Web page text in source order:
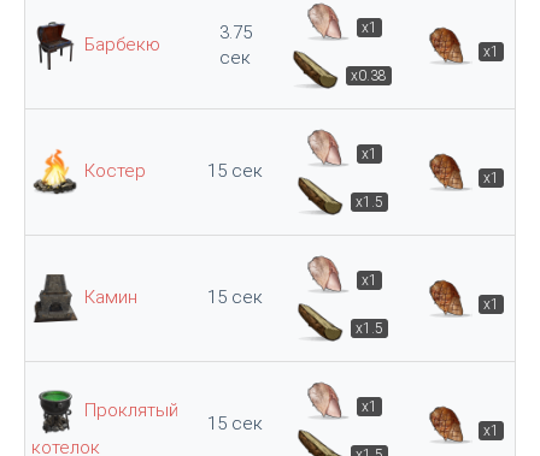
Барбекю
3.75
сек
x1
x0.38
x1
Костер 15 сек
x1
x1.5
x1
Камин 15 сек
x1
x1.5
x1
Проклятый
котелок
15 сек
x1
x1